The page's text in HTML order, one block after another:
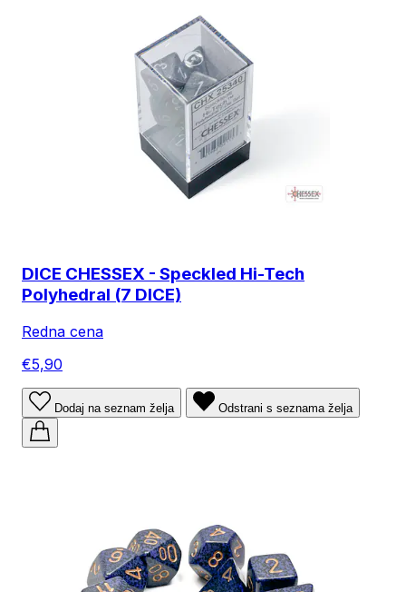
DICE CHESSEX - Speckled Hi-Tech
Polyhedral (7 DICE)
Redna cena
€5,90
Dodaj na seznam želja Odstrani s seznama želja